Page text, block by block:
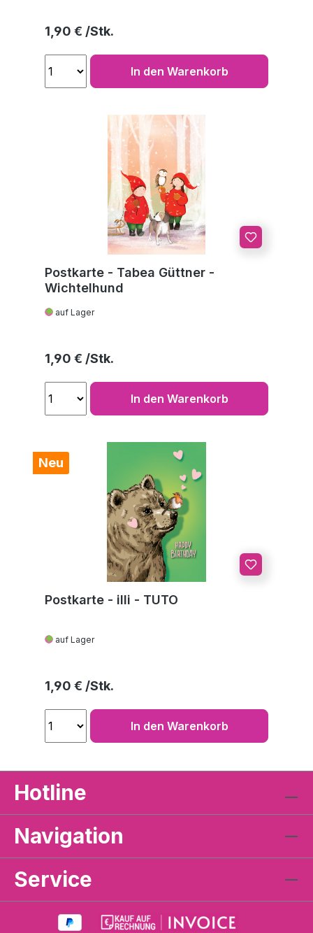
Regulärer Preis:
1,90 €
In den Warenkorb
Postkarte - Tabea Güttner -
Wichtelhund
auf Lager
Regulärer Preis:
1,90 €
In den Warenkorb
Neu
Postkarte - illi - TUTO
auf Lager
Regulärer Preis:
1,90 €
In den Warenkorb
Hotline
Navigation
Service